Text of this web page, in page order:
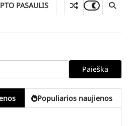
PASAULIS
Paieška
Populiarios naujienos